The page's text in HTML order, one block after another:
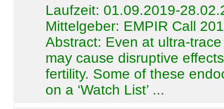
Laufzeit: 01.09.2019-
Mittelgeber: EMPIR Call
Abstract: Even at ultra-
may cause disruptive
fertility. Some of these
on a ‘Watch List’ ...